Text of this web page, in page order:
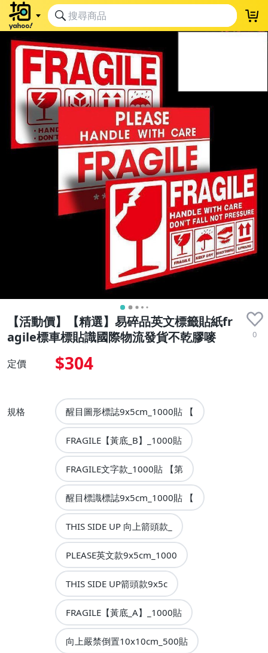
【活動價】【精選】易碎品英文標籤貼紙fr
agile標車標貼識國際物流發貨不乾膠嘜
0
定價 $304
規格 醒目圖形標誌9x5cm_1000貼 【
FRAGILE【黃底_B】_1000貼
FRAGILE文字款_1000貼 【第
醒目標識標誌9x5cm_1000貼 【
THIS SIDE UP 向上箭頭款_
PLEASE英文款9x5cm_1000
THIS SIDE UP箭頭款9x5c
FRAGILE【黃底_A】_1000貼
向上嚴禁倒置10x10cm_500貼